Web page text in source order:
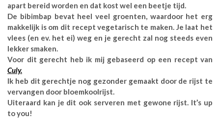
apart bereid worden en dat kost wel een beetje tijd.
De bibimbap bevat heel veel groenten, waardoor het erg
makkelijk is om dit recept vegetarisch te maken. Je laat het
vlees (en ev. het ei) weg en je gerecht zal nog steeds even
lekker smaken.
Voor dit gerecht heb ik mij gebaseerd op een recept van
Culy.
Ik heb dit gerechtje nog gezonder gemaakt door de rijst te
vervangen door bloemkoolrijst.
Uiteraard kan je dit ook serveren met gewone rijst. It’s up
to you!